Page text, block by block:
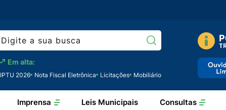
Pesquisar:
Em alta:
IPTU 2026 Nota Fiscal Eletrônica Licitações Mobiliário
Leis Municipais
Imprensa Consultas